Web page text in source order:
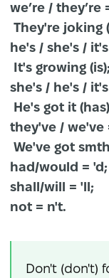
we’re / they’re
They're joking
he's / she's /
It's growing
she's / he's /
He's got it
they've / we've
We've got
had/would = 'd;
shall/will = 'll;
not = n't.
Don't (don't)